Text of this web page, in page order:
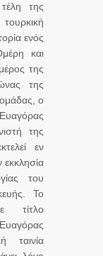
της
ενός
και
της
της
ο
της
εν
του
Το
τίτλο
ταινία